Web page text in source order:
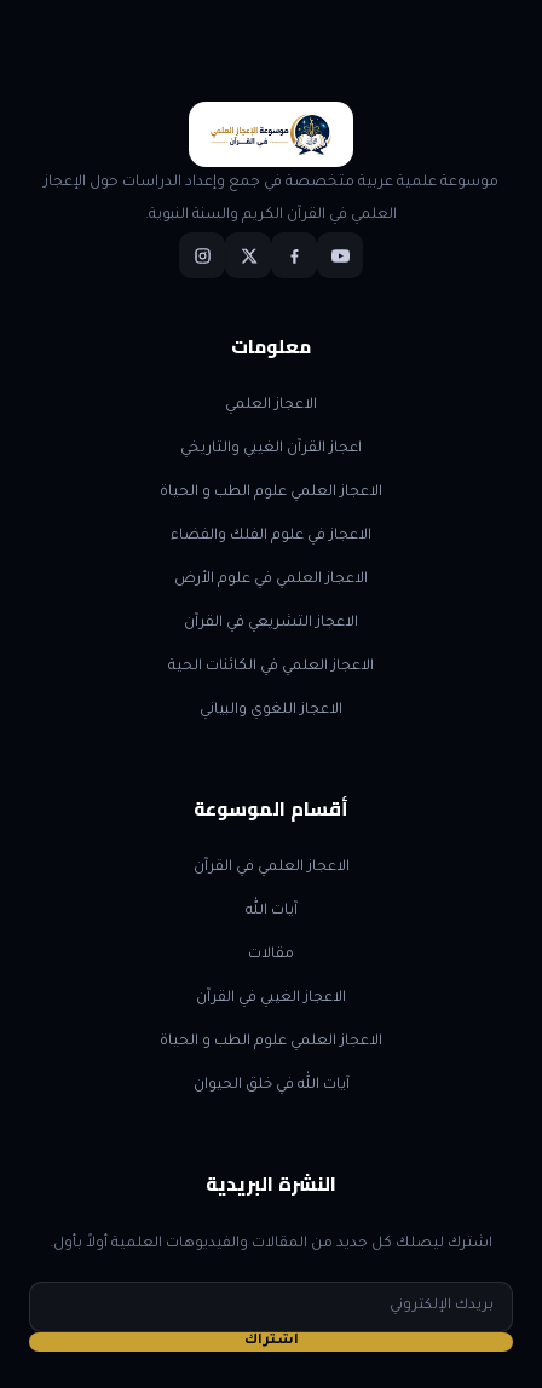
موسوعة علمية عربية متخصصة في جمع وإعداد الدراسات حول الإعجاز
العلمي في القرآن الكريم والسنة النبوية.
معلومات
الاعجاز العلمي
اعجاز القرآن الغيبي والتاريخي
الاعجاز العلمي علوم الطب و الحياة
الاعجاز في علوم الفلك والفضاء
الاعجاز العلمي في علوم الأرض
الاعجاز التشريعي في القرآن
الاعجاز العلمي في الكائنات الحية
الاعجاز اللغوي والبياني
أقسام الموسوعة
الاعجاز العلمي في القرآن
آيات الله
مقالات
الاعجاز الغيبي في القرآن
الاعجاز العلمي علوم الطب و الحياة
آيات الله في خلق الحيوان
النشرة البريدية
اشترك ليصلك كل جديد من المقالات والفيديوهات العلمية أولاً بأول.
البريد
الإلكتروني
اشتراك